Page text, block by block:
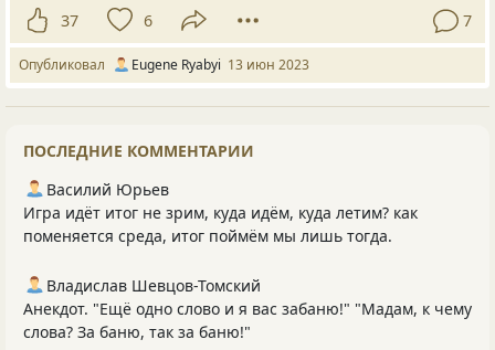
37 6 7
Опубликовал Eugene Ryabyi 13 июн 2023
ПОСЛЕДНИЕ КОММЕНТАРИИ
Василий Юрьев
Игра идёт итог не зрим, куда идём, куда летим? как
поменяется среда, итог поймём мы лишь тогда.
Владислав Шевцов-Томский
Анекдот. "Ещё одно слово и я вас забаню!" "Мадам, к чему
слова? За баню, так за баню!"